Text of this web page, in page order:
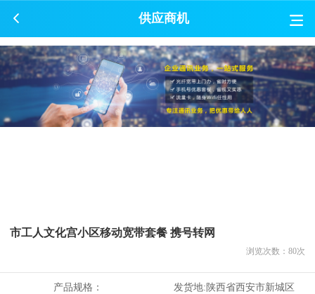
供应商机
市工人文化宫小区移动宽带套餐 携号转网
浏览次数： 80次
产品规格： 发货地:陕西省西安市新城区